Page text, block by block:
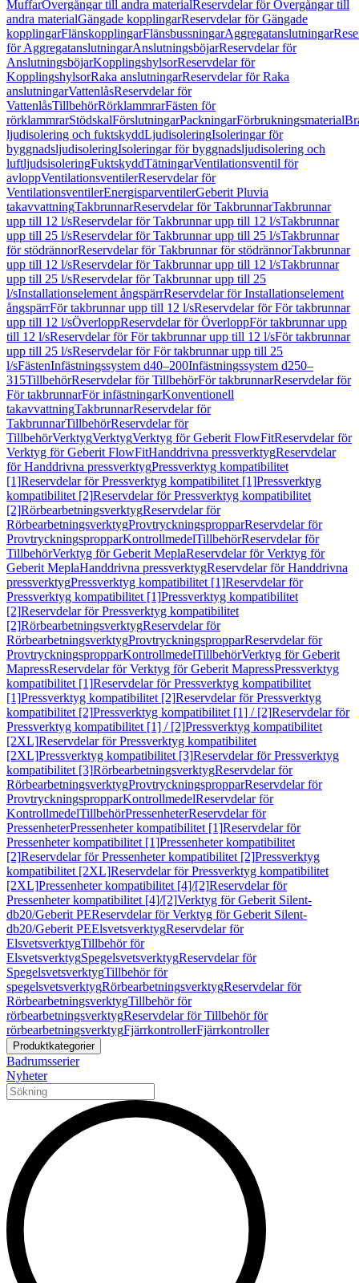
MuffarÖvergångar till andra materialReservdelar för Övergångar till
andra materialGängade kopplingarReservdelar för Gängade
kopplingarFlänskopplingarFlänsbussningarAggregatanslutningar
för AggregatanslutningarAnslutningsböjarReservdelar för
AnslutningsböjarKopplingshylsorReservdelar för
KopplingshylsorRaka anslutningarReservdelar för Raka
anslutningarVattenlåsReservdelar för
VattenlåsTillbehörRörklammrarFästen för
rörklammrarStödskalFörslutningarPackningarFörbrukningsmaterial
ljudisolering och fuktskyddLjudisoleringIsoleringar för
byggnadsljudisoleringIsoleringar för byggnadsljudisolering och
luftljudsisoleringFuktskyddTätningarVentilationsventil för
avloppVentilationsventilerReservdelar för
VentilationsventilerEnergisparventilerGeberit Pluvia
takavvattningTakbrunnarReservdelar för TakbrunnarTakbrunnar
upp till 12 l/sReservdelar för Takbrunnar upp till 12 l/sTakbrunnar
upp till 25 l/sReservdelar för Takbrunnar upp till 25 l/sTakbrunnar
för stödrännorReservdelar för Takbrunnar för stödrännorTakbrunnar
upp till 12 l/sReservdelar för Takbrunnar upp till 12 l/sTakbrunnar
upp till 25 l/sReservdelar för Takbrunnar upp till 25
l/sInstallationselement ångspärrReservdelar för Installationselement
ångspärrFör takbrunnar upp till 12 l/sReservdelar för För takbrunnar
upp till 12 l/sÖverloppReservdelar för ÖverloppFör takbrunnar upp
till 12 l/sReservdelar för För takbrunnar upp till 12 l/sFör takbrunnar
upp till 25 l/sReservdelar för För takbrunnar upp till 25
l/sFästenInfästningssystem d40–200Infästningssystem d250–
315TillbehörReservdelar för TillbehörFör takbrunnarReservdelar för
För takbrunnarFör infästningarKonventionell
takavvattningTakbrunnarReservdelar för
TakbrunnarTillbehörReservdelar för
TillbehörVerktygVerktygVerktyg för Geberit FlowFitReservdelar för
Verktyg för Geberit FlowFitHanddrivna pressverktygReservdelar
för Handdrivna pressverktygPressverktyg kompatibilitet
[1]Reservdelar för Pressverktyg kompatibilitet [1]Pressverktyg
kompatibilitet [2]Reservdelar för Pressverktyg kompatibilitet
[2]RörbearbetningsverktygReservdelar för
RörbearbetningsverktygProvtryckningspropparReservdelar för
ProvtryckningspropparKontrollmedelTillbehörReservdelar för
TillbehörVerktyg för Geberit MeplaReservdelar för Verktyg för
Geberit MeplaHanddrivna pressverktygReservdelar för Handdrivna
pressverktygPressverktyg kompatibilitet [1]Reservdelar för
Pressverktyg kompatibilitet [1]Pressverktyg kompatibilitet
[2]Reservdelar för Pressverktyg kompatibilitet
[2]RörbearbetningsverktygReservdelar för
RörbearbetningsverktygProvtryckningspropparReservdelar för
ProvtryckningspropparKontrollmedelTillbehörVerktyg för Geberit
MapressReservdelar för Verktyg för Geberit MapressPressverktyg
kompatibilitet [1]Reservdelar för Pressverktyg kompatibilitet
[1]Pressverktyg kompatibilitet [2]Reservdelar för Pressverktyg
kompatibilitet [2]Pressverktyg kompatibilitet [1] / [2]Reservdelar för
Pressverktyg kompatibilitet [1] / [2]Pressverktyg kompatibilitet
[2XL]Reservdelar för Pressverktyg kompatibilitet
[2XL]Pressverktyg kompatibilitet [3]Reservdelar för Pressverktyg
kompatibilitet [3]RörbearbetningsverktygReservdelar för
RörbearbetningsverktygProvtryckningspropparReservdelar för
ProvtryckningspropparKontrollmedelReservdelar för
KontrollmedelTillbehörPressenheterReservdelar för
PressenheterPressenheter kompatibilitet [1]Reservdelar för
Pressenheter kompatibilitet [1]Pressenheter kompatibilitet
[2]Reservdelar för Pressenheter kompatibilitet [2]Pressverktyg
kompatibilitet [2XL]Reservdelar för Pressverktyg kompatibilitet
[2XL]Pressenheter kompatibilitet [4]/[2]Reservdelar för
Pressenheter kompatibilitet [4]/[2]Verktyg för Geberit Silent-
db20/Geberit PEReservdelar för Verktyg för Geberit Silent-
db20/Geberit PEElsvetsverktygReservdelar för
ElsvetsverktygTillbehör för
ElsvetsverktygSpegelsvetsverktygReservdelar för
SpegelsvetsverktygTillbehör för
spegelsvetsverktygRörbearbetningsverktygReservdelar för
RörbearbetningsverktygTillbehör för
rörbearbetningsverktygReservdelar för Tillbehör för
rörbearbetningsverktygFjärrkontrollerFjärrkontroller
Produktkategorier
Badrumsserier
Nyheter